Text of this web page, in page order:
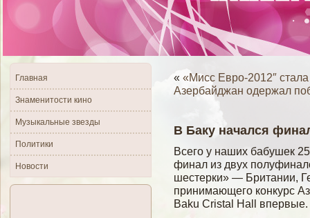
Главная
Знаменитости кино
Музыкальные звезды
Политики
Новости
« «Мисс Евро-2012″
Азербайджан одержал
В Баку начался
Всего у наших бабушек
финал из двух
шестерки» — Британии,
принимающего конкурс
Baku Cristal Hall впервые.